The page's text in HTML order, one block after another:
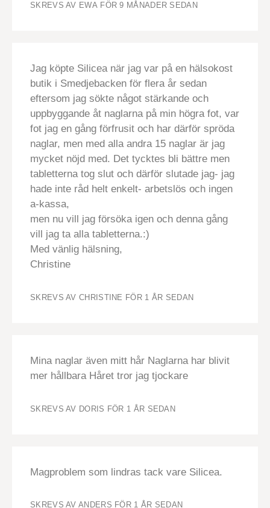
SKREVS AV EWAFÖR 9 MÅNADER SEDAN
Jag köpte Silicea när jag var på en hälsokost
butik i Smedjebacken för flera år sedan
eftersom jag sökte något stärkande och
uppbyggande åt naglarna på min högra fot, var
fot jag en gång förfrusit och har därför spröda
naglar, men med alla andra 15 naglar är jag
mycket nöjd med. Det tycktes bli bättre men
tabletterna tog slut och därför slutade jag- jag
hade inte råd helt enkelt- arbetslös och ingen
a-kassa,
men nu vill jag försöka igen och denna gång
vill jag ta alla tabletterna.:)
Med vänlig hälsning,
Christine
SKREVS AV CHRISTINE FÖR 1 ÅR SEDAN
Mina naglar även mitt hår Naglarna har blivit
mer hållbara Håret tror jag tjockare
SKREVS AV DORIS FÖR 1 ÅR SEDAN
Magproblem som lindras tack vare Silicea.
SKREVS AV ANDERS FÖR 1 ÅR SEDAN